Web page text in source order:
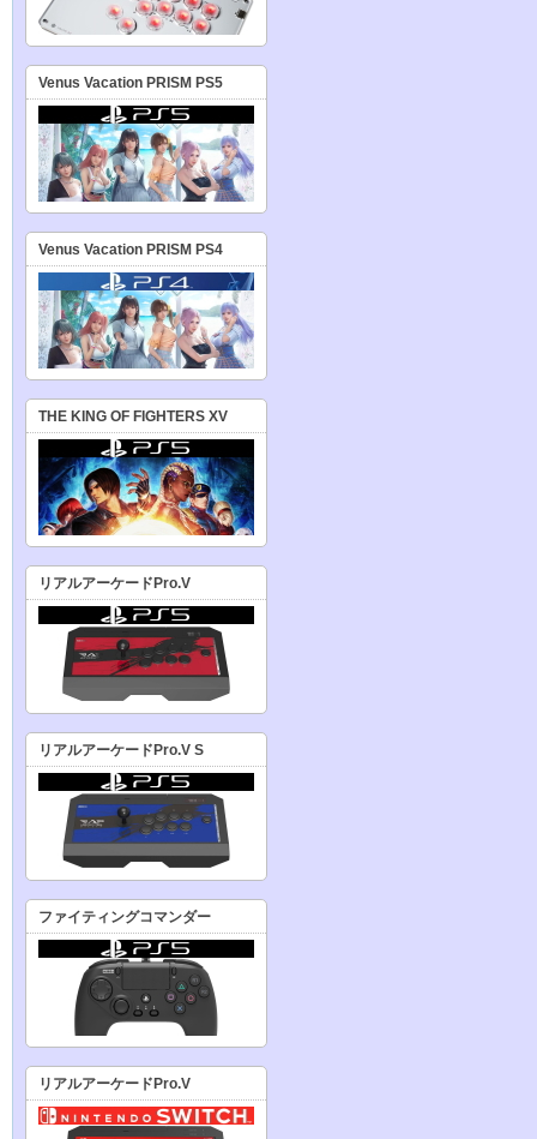
Venus Vacation PRISM PS5
Venus Vacation PRISM PS4
THE KING OF FIGHTERS XV
リアルアーケードPro.V
リアルアーケードPro.V S
ファイティングコマンダー
リアルアーケードPro.V